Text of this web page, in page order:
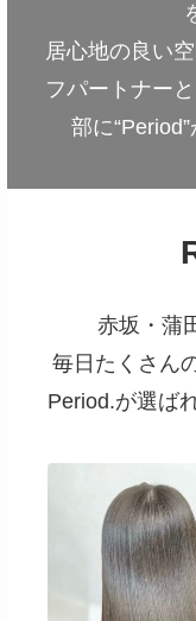
居心地の良い
フパートナー
部に
赤坂・蒲
毎日たくさん
Period.が選ば